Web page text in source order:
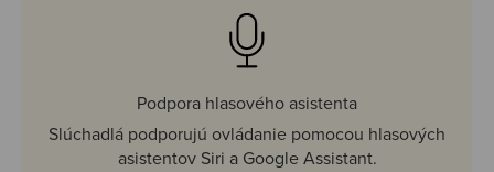
Podpora hlasového asistenta
Slúchadlá podporujú ovládanie pomocou hlasových
asistentov Siri a Google Assistant.